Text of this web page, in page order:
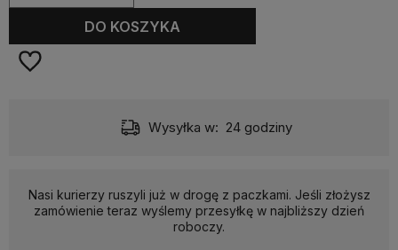
DO KOSZYKA
Dostawa: od 9,90 zł - InPost Paczkomat 24/7
Nasi kurierzy ruszyli już w drogę z paczkami. Jeśli złożysz
zamówienie teraz wyślemy przesyłkę w najbliższy dzień
roboczy.